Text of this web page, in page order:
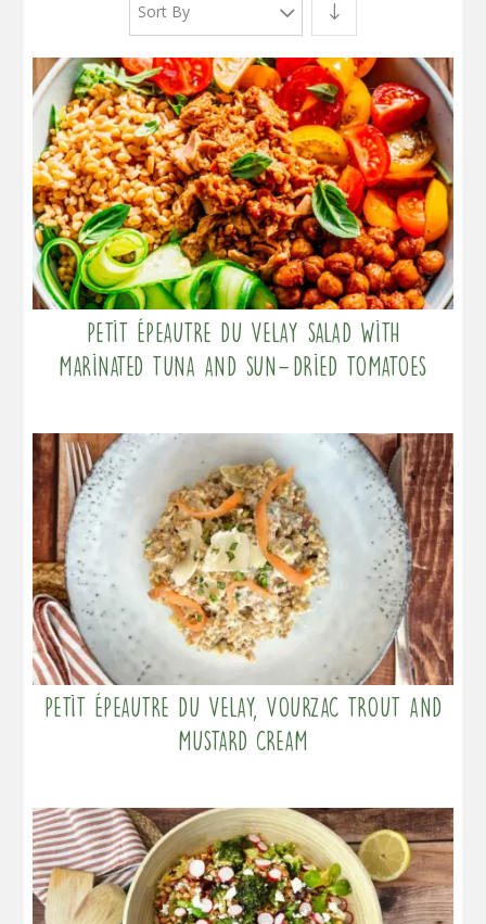
Sort By
Petit Épeautre du Velay salad with
marinated tuna and sun-dried tomatoes
Petit Épeautre du Velay, Vourzac trout and
mustard cream